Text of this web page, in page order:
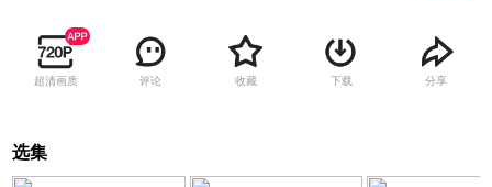
超清画质 评论 收藏 下载 分享
选集